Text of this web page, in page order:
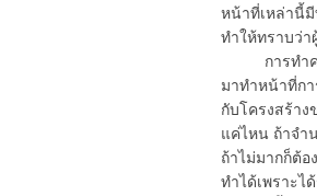
หน้าที่เหล่านี้
ทำให้ทราบว่า
การทำควา
มาทำหน้าที่ก
กับโครงสร้า
แค่ไหน ถ้าจำ
ถ้าไม่มากก็ต้อ
ทำได้เพราะไ